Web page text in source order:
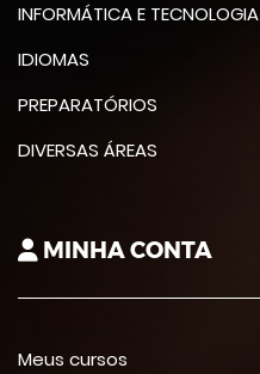
INFORMÁTICA E TECNOLOGIA
IDIOMAS
PREPARATÓRIOS
DIVERSAS ÁREAS
MINHA CONTA
Meus cursos